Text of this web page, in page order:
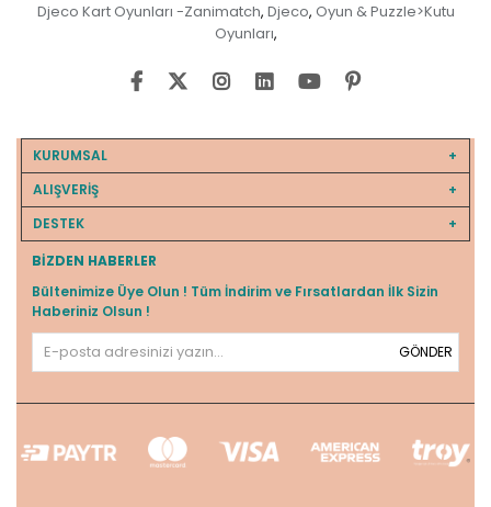
Djeco Kart Oyunları -Zanimatch, Djeco, Oyun & Puzzle>Kutu
Oyunları,
KURUMSAL
ALIŞVERİŞ
DESTEK
BIZDEN HABERLER
Bültenimize Üye Olun ! Tüm İndirim ve Fırsatlardan İlk Sizin
Haberiniz Olsun !
GÖNDER